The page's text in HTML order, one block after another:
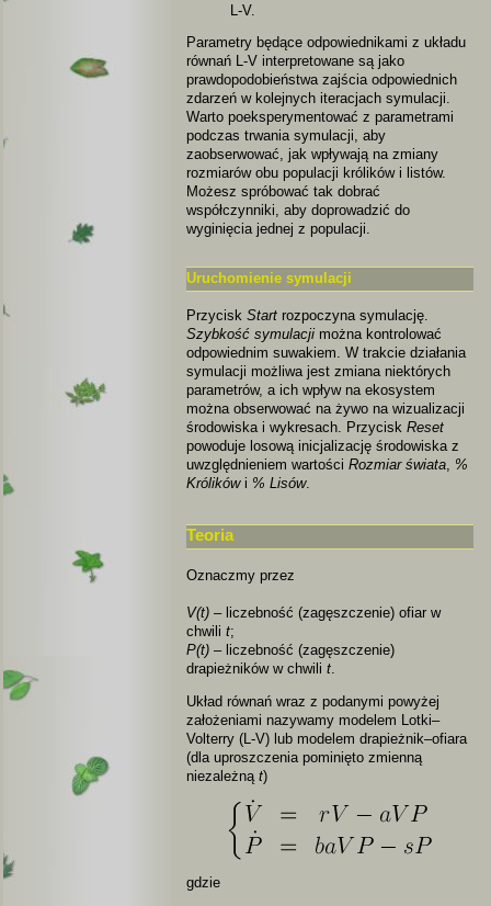
L-V.
Parametry będące odpowiednikami z układu
równań L-V interpretowane są jako
prawdopodobieństwa zajścia odpowiednich
zdarzeń w kolejnych iteracjach symulacji.
Warto poeksperymentować z parametrami
podczas trwania symulacji, aby
zaobserwować, jak wpływają na zmiany
rozmiarów obu populacji królików i listów.
Możesz spróbować tak dobrać
współczynniki, aby doprowadzić do
wyginięcia jednej z populacji.
Uruchomienie symulacji
Przycisk Startrozpoczyna symulację.
Szybkość symulacjimożna kontrolować
odpowiednim suwakiem. W trakcie działania
symulacji możliwa jest zmiana niektórych
parametrów, a ich wpływ na ekosystem
można obserwować na żywo na wizualizacji
środowiska i wykresach. Przycisk Reset
powoduje losową inicjalizację środowiska z
uwzględnieniem wartości Rozmiar świata, %
Królikówi % Lisów.
Teoria
Oznaczmy przez
V(t)– liczebność (zagęszczenie) ofiar w
chwili t;
P(t)– liczebność (zagęszczenie)
drapieżników w chwili t.
Układ równań wraz z podanymi powyżej
założeniami nazywamy modelem Lotki–
Volterry (L-V) lub modelem drapieżnik–ofiara
(dla uproszczenia pominięto zmienną
niezależną t)
gdzie